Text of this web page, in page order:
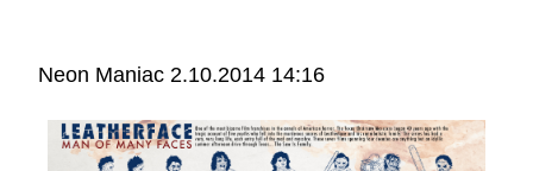
Neon Maniac 2.10.2014 14:16